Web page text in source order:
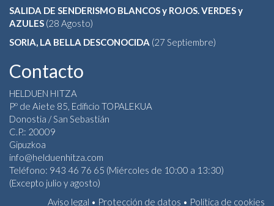
SALIDA DE SENDERISMO BLANCOS y ROJOS. VERDES y
AZULES (28 Agosto)
SORIA, LA BELLA DESCONOCIDA (27 Septiembre)
Contacto
HELDUEN HITZA
Pº de Aiete 85, Edificio TOPALEKUA
Donostia / San Sebastián
C.P.: 20009
Gipuzkoa
info@helduenhitza.com
Teléfono: 943 46 76 65 (Miércoles de 10:00 a 13:30)
(Excepto julio y agosto)
Aviso legal • Protección de datos • Política de cookies